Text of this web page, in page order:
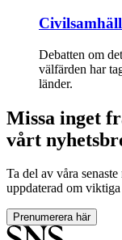
Debatten om
välfärden har
länder.
Missa inget
vårt
Ta del av våra
uppdaterad om
Prenumerera här